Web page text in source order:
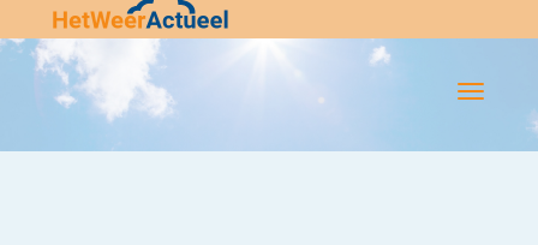
Flip-